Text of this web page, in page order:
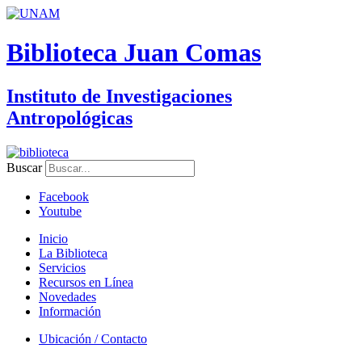
Biblioteca Juan Comas
Instituto de Investigaciones
Antropológicas
Buscar
Facebook
Youtube
Inicio
La Biblioteca
Servicios
Recursos en Línea
Novedades
Información
Ubicación / Contacto